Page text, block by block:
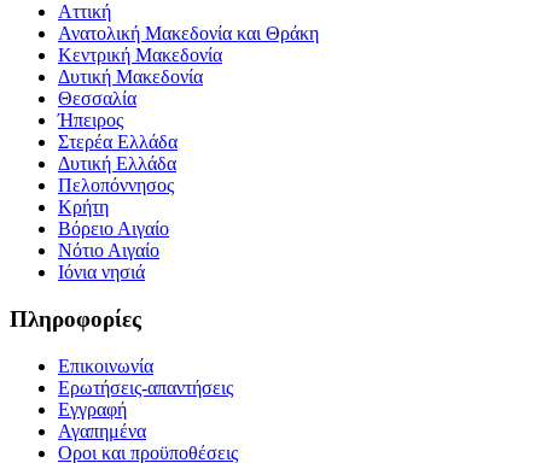
Αττική
Ανατολική Μακεδονία και Θράκη
Κεντρική Μακεδονία
Δυτική Μακεδονία
Θεσσαλία
Ήπειρος
Στερέα Ελλάδα
Δυτική Ελλάδα
Πελοπόννησος
Κρήτη
Βόρειο Αιγαίο
Νότιο Αιγαίο
Ιόνια νησιά
Πληροφορίες
Επικοινωνία
Ερωτήσεις-απαντήσεις
Εγγραφή
Αγαπημένα
Οροι και προϋποθέσεις